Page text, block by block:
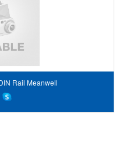
Rail Meanwell